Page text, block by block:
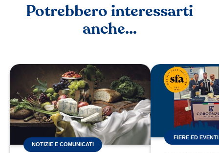
Potrebbero interessarti
anche…
NOTIZIE E COMUNICATI
FIERE ED EVENTI